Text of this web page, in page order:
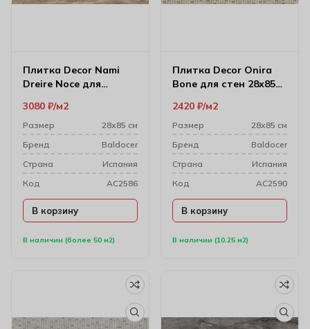
Плитка Decor Nami
Dreire Noce для
28х85 см
В наличии (более 50 м2)
3080 ₽ м2
Размер
28х85 см
Бренд
Baldocer
Cтрана
Испания
Код
AC2586
В корзину
Плитка Decor Onira
Bone для стен 28х85
В наличии (10.25 м2)
2420 ₽ м2
Размер
28х85 см
Бренд
Baldocer
Cтрана
Испания
Код
AC2590
В корзину